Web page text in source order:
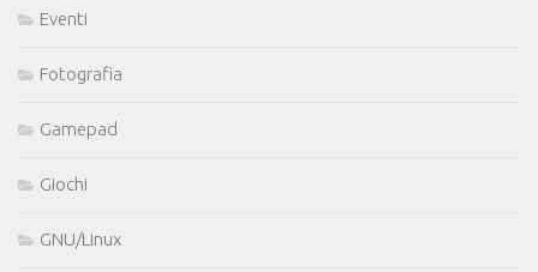
Eventi
Fotografia
Gamepad
Giochi
GNU/Linux